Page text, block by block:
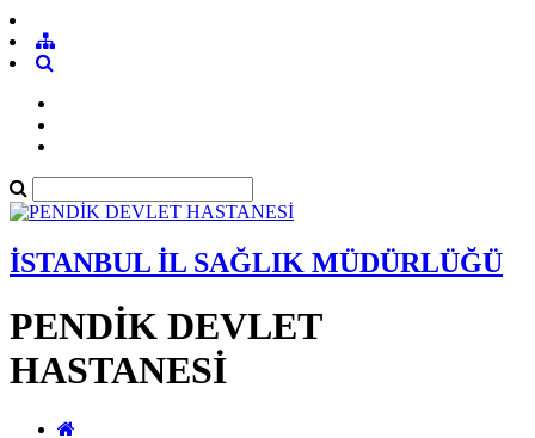
İSTANBUL İL SAĞLIK MÜDÜRLÜĞÜ
PENDİK DEVLET
HASTANESİ